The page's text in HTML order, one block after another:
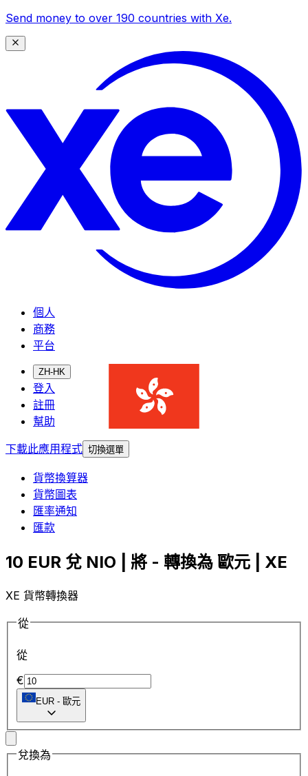
Send money to over 190 countries with Xe.
個人
商務
平台
ZH-HK
登入
註冊
幫助
下載此應用程式 切換選單
貨幣換算器
貨幣圖表
匯率通知
匯款
10 EUR 兌 NIO | 將 - 轉換為 歐元 | XE
XE 貨幣轉換器
從
從
€
EUR - 歐元
兌換為